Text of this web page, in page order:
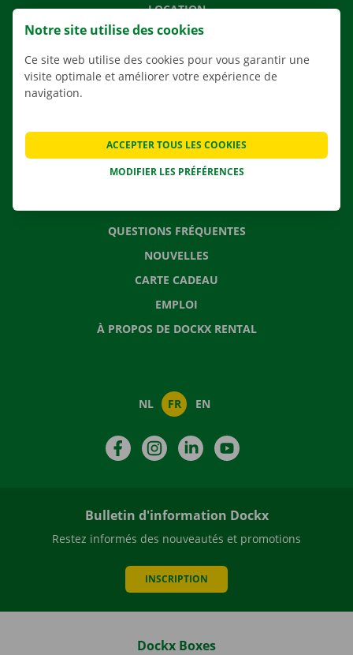
LOCATION
NOS VÉHICULES
NOS SERVICES
AGENCES
SOLUTIONS DE DÉMÉNAGEMENT
QUESTIONS FRÉQUENTES
NOUVELLES
CARTE CADEAU
EMPLOI
À PROPOS DE DOCKX RENTAL
NL FR EN
FacebookInstagramLinkedIn
Bulletin d'information Dockx
Restez informés des nouveautés et promotions
INSCRIPTION
Dockx Boxes
Notre site utilise des cookies
Ce site web utilise des cookies pour vous garantir une
visite optimale et améliorer votre expérience de
navigation.
MODIFIER LES PRÉFÉRENCES
ACCEPTER TOUS LES COOKIES